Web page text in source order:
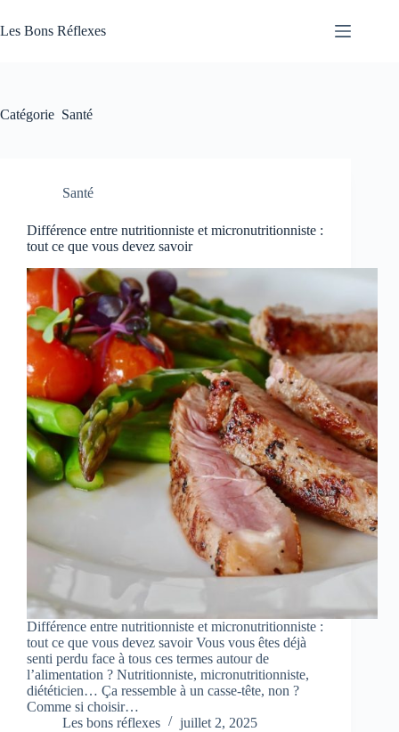
au
contenu
Les Bons Réflexes
Catégorie Santé
Santé
Différence entre nutritionniste et micronutritionniste :
tout ce que vous devez savoir
Différence entre nutritionniste et micronutritionniste :
tout ce que vous devez savoir Vous vous êtes déjà
senti perdu face à tous ces termes autour de
l’alimentation ? Nutritionniste, micronutritionniste,
diététicien… Ça ressemble à un casse-tête, non ?
Comme si choisir…
Les bons réflexes
juillet 2, 2025